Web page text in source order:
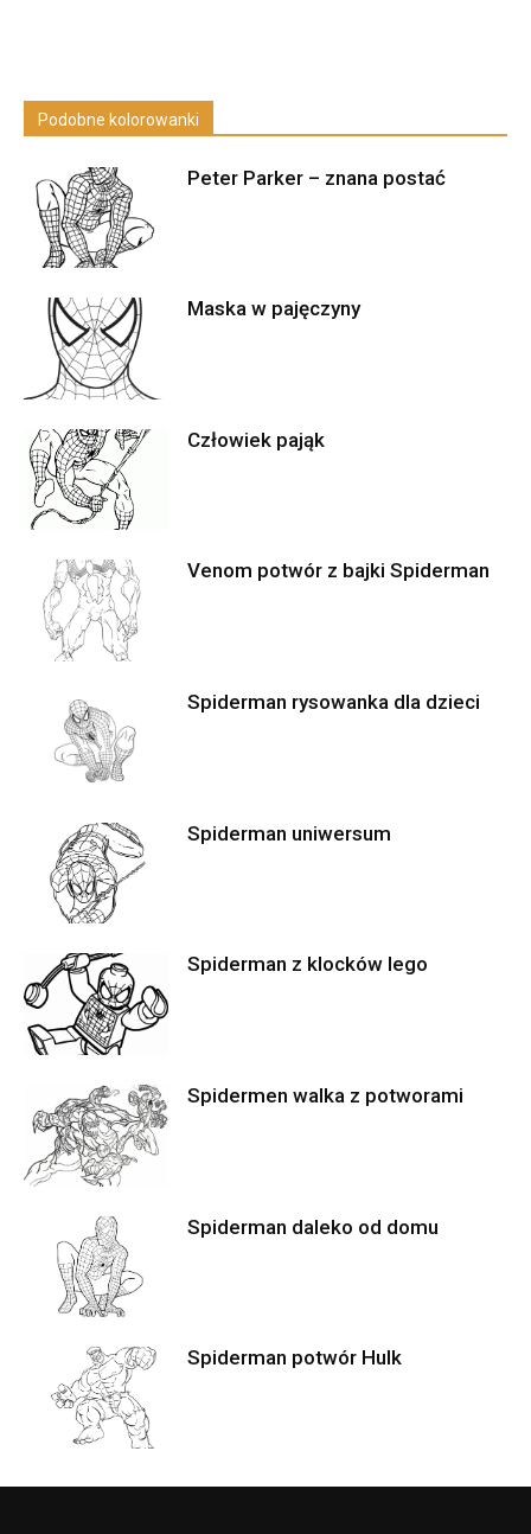
Podobne kolorowanki
Peter Parker – znana postać
Maska w pajęczyny
Człowiek pająk
Venom potwór z bajki Spiderman
Spiderman rysowanka dla dzieci
Spiderman uniwersum
Spiderman z klocków lego
Spidermen walka z potworami
Spiderman daleko od domu
Spiderman potwór Hulk